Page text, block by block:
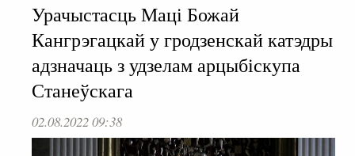
Урачыстасць Маці Божай
Кангрэгацкай у гродзенскай катэдры
адзначаць з удзелам арцыбіскупа
Станеўскага
02.08.2022 09:38